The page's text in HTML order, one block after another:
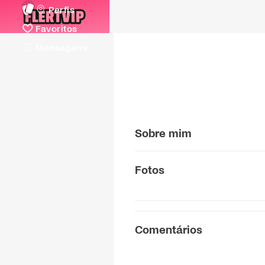
Perfis
Favoritos
Sobre mim
Fotos
Comentários